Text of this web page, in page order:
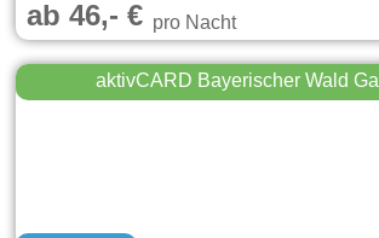
ab 46,- €pro Nacht
aktivCARD Bayerischer Wald